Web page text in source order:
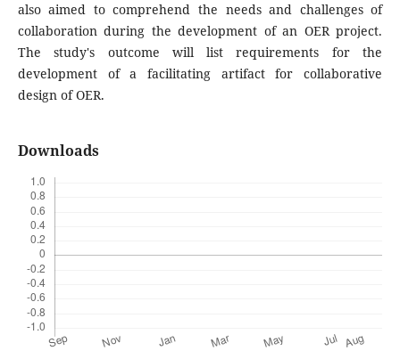
also aimed to comprehend the needs and challenges of
collaboration during the development of an OER project.
The study's outcome will list requirements for the
development of a facilitating artifact for collaborative
design of OER.
Downloads